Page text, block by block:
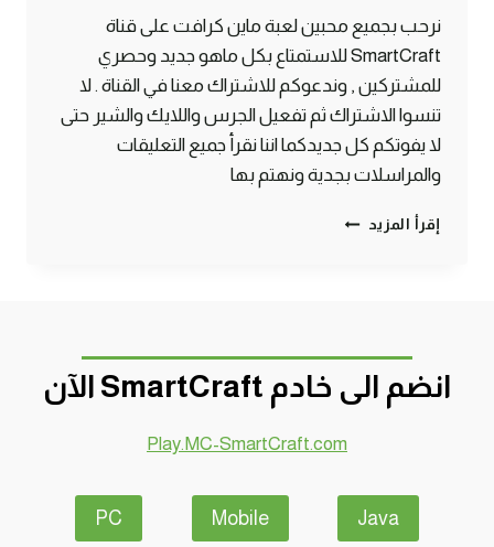
نرحب بجميع محبين لعبة ماين كرافت على قناة
SmartCraft للاستمتاع بكل ماهو جديد وحصري
للمشتركين , وندعوكم للاشتراك معنا في القناة . لا
تنسوا الاشتراك ثم تفعيل الجرس واللايك والشير حتى
لا يفوتكم كل جديدكما اننا نقرأ جميع التعليقات
والمراسلات بجدية ونهتم بها
إقرأ المزيد ماين
انضم الى خادم SmartCraft الآن
Play.MC-SmartCraft.com
Java
Mobile
PC